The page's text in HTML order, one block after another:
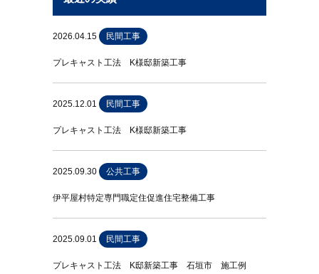
2026.04.15 民間工事
プレキャスト工法 K様邸新築工事
2025.12.01 民間工事
プレキャスト工法 K様邸新築工事
2025.09.30 公共工事
伊平屋村特定専門職定住促進住宅整備工事
2025.09.01 民間工事
プレキャスト工法 K邸新築工事 石垣市 施工例